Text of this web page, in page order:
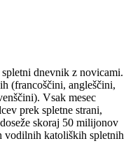
dnevnik z novicami.
(francoščini, angleščini,
Vsak mesec
prek spletne strani,
skoraj 50 milijonov
vodilnih katoliških spletnih